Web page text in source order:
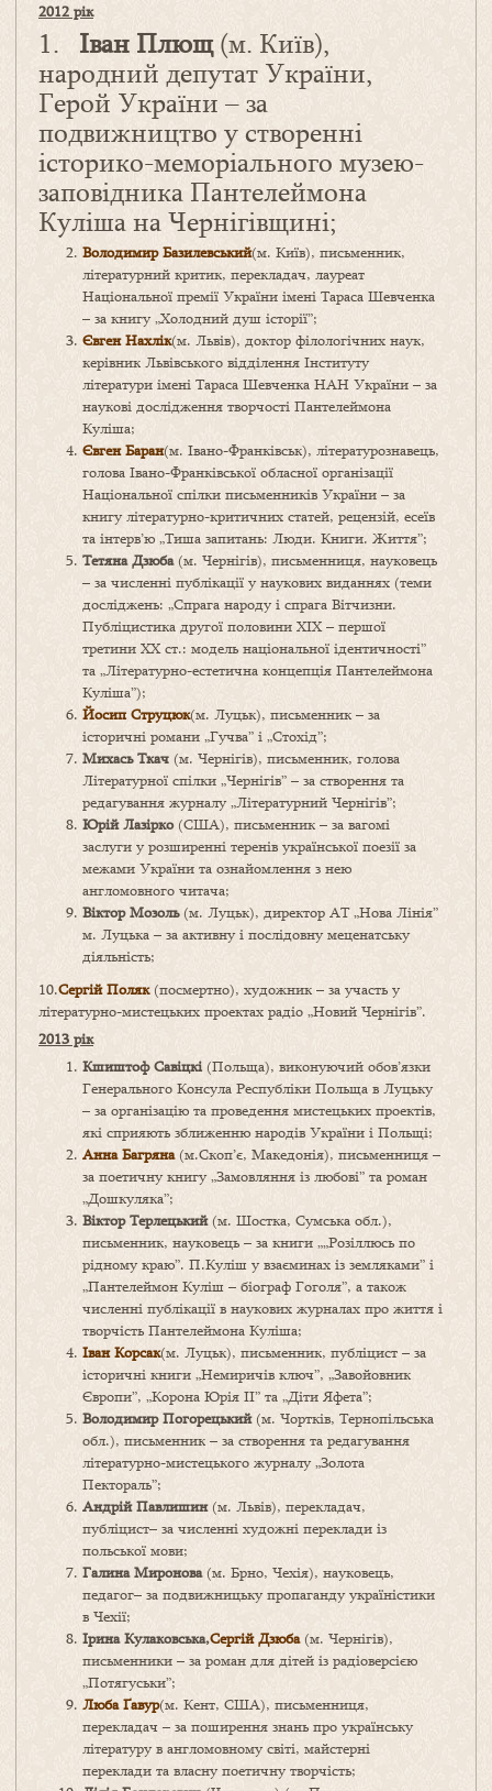
2012 рік
1. Іван Плющ(м. Київ),
народний депутат України,
Герой України – за
подвижництво у створенні
історико-меморіального музею-
заповідника Пантелеймона
Куліша на Чернігівщині;
Володимир Базилевський(м. Київ), письменник,
літературний критик, перекладач, лауреат
Національної премії України імені Тараса Шевченка
– за книгу „Холодний душ історії”;
Євген Нахлік(м. Львів), доктор філологічних наук,
керівник Львівського відділення Інституту
літератури імені Тараса Шевченка НАН України – за
наукові дослідження творчості Пантелеймона
Куліша;
Євген Баран(м. Івано-Франківськ), літературознавець,
голова Івано-Франківської обласної організації
Національної спілки письменників України – за
книгу літературно-критичних статей, рецензій, есеїв
та інтерв’ю „Тиша запитань: Люди. Книги. Життя”;
Тетяна Дзюба(м. Чернігів), письменниця, науковець
– за численні публікації у наукових виданнях (теми
досліджень: „Спрага народу і спрага Вітчизни.
Публіцистика другої половини XIX – першої
третини ХХ ст.: модель національної ідентичності”
та „Літературно-естетична концепція Пантелеймона
Куліша”);
Йосип Струцюк(м. Луцьк), письменник – за
історичні романи „Гучва” і „Стохід”;
Михась Ткач (м. Чернігів), письменник, голова
Літературної спілки „Чернігів” – за створення та
редагування журналу „Літературний Чернігів”;
Юрій Лазірко(США), письменник – за вагомі
заслуги у розширенні теренів української поезії за
межами України та ознайомлення з нею
англомовного читача;
Віктор Мозоль(м. Луцьк), директор АТ „Нова Лінія”
м. Луцька – за активну і послідовну меценатську
діяльність;
10.Сергій Поляк(посмертно), художник – за участь у
літературно-мистецьких проектах радіо „Новий Чернігів”.
2013 рік
Кшиштоф Савіцкі(Польща), виконуючий обов’язки
Генерального Консула Республіки Польща в Луцьку
– за організацію та проведення мистецьких проектів,
які сприяють зближенню народів України і Польщі;
Анна Багряна(м.Скоп’є, Македонія), письменниця –
за поетичну книгу „Замовляння із любові” та роман
„Дошкуляка”;
Віктор Терлецький(м. Шостка, Сумська обл.),
письменник, науковець – за книги „„Розіллюсь по
рідному краю”. П.Куліш у взаєминах із земляками” і
„Пантелеймон Куліш – біограф Гоголя”, а також
численні публікації в наукових журналах про життя і
творчість Пантелеймона Куліша;
Іван Корсак(м. Луцьк), письменник, публіцист – за
історичні книги „Немиричів ключ”, „Завойовник
Європи”, „Корона Юрія II” та „Діти Яфета”;
Володимир Погорецький(м. Чортків, Тернопільська
обл.), письменник – за створення та редагування
літературно-мистецького журналу „Золота
Пектораль”;
Андрій Павлишин(м. Львів), перекладач,
публіцист– за численні художні переклади із
польської мови;
Галина Миронова(м. Брно, Чехія), науковець,
педагог– за подвижницьку пропаганду україністики
в Чехії;
Ірина Кулаковська,Сергій Дзюба(м. Чернігів),
письменники – за роман для дітей із радіоверсією
„Потягуськи”;
Люба Ґавур(м. Кент, США), письменниця,
перекладач – за поширення знань про українську
літературу в англомовному світі, майстерні
переклади та власну поетичну творчість;